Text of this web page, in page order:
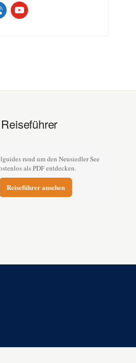
youtube
rund um den Neusiedler See
als PDF entdecken.
Reiseführer ansehen